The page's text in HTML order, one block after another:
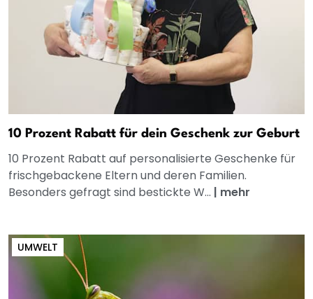
10 Prozent Rabatt für dein Geschenk zur Geburt
10 Prozent Rabatt auf personalisierte Geschenke für
frischgebackene Eltern und deren Familien.
Besonders gefragt sind bestickte W... | mehr
UMWELT